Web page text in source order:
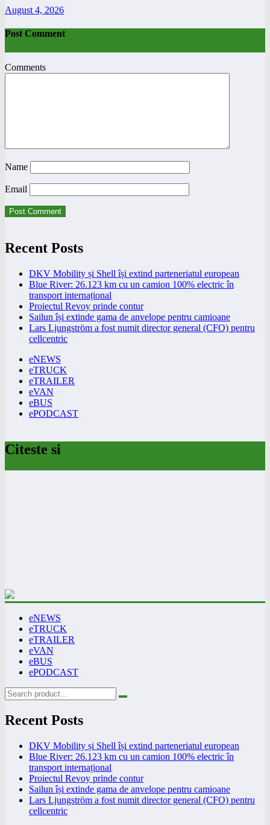
August 4, 2026
Post Comment
Comments
Name
Email
Recent Posts
DKV Mobility și Shell își extind parteneriatul european
Blue River: 26.123 km cu un camion 100% electric în
transport internațional
Proiectul Revoy prinde contur
Sailun își extinde gama de anvelope pentru camioane
Lars Ljungström a fost numit director general (CFO) pentru
cellcentric
eNEWS
eTRUCK
eTRAILER
eVAN
eBUS
ePODCAST
Citeste si
eNEWS
eTRUCK
eTRAILER
eVAN
eBUS
ePODCAST
Recent Posts
DKV Mobility și Shell își extind parteneriatul european
Blue River: 26.123 km cu un camion 100% electric în
transport internațional
Proiectul Revoy prinde contur
Sailun își extinde gama de anvelope pentru camioane
Lars Ljungström a fost numit director general (CFO) pentru
cellcentric